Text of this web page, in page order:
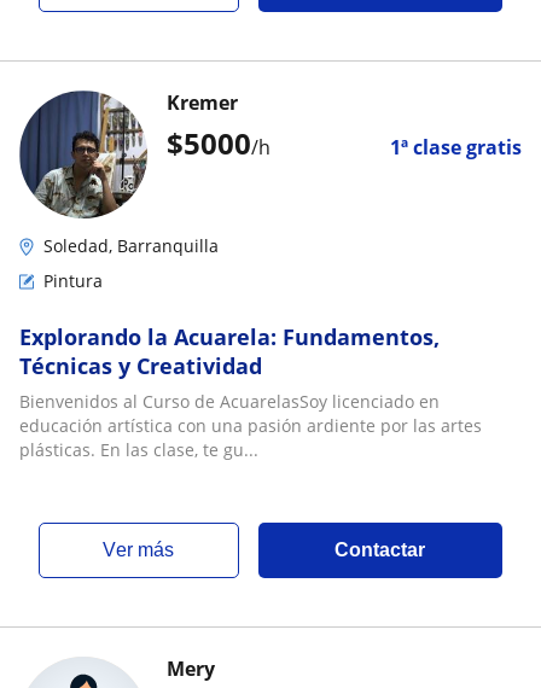
$5000/h 1ª clase gratis
Kremer
Soledad, Barranquilla
Pintura
Explorando la Acuarela: Fundamentos,
Técnicas y Creatividad
Bienvenidos al Curso de AcuarelasSoy licenciado en
educación artística con una pasión ardiente por las artes
plásticas. En las clase, te gu...
ver más Contactar
Mery